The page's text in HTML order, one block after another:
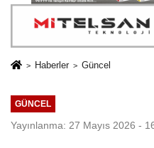
Haberler Güncel
GÜNCEL
Yayınlanma: 27 Mayıs 2026 -